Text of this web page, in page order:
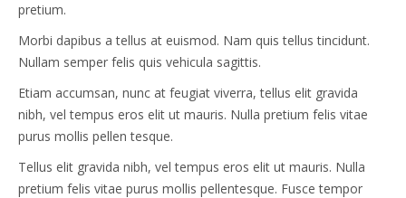
pretium.
Morbi dapibus a tellus at euismod. Nam quis tellus tincidunt.
Nullam semper felis quis vehicula sagittis.
Etiam accumsan, nunc at feugiat viverra, tellus elit gravida
nibh, vel tempus eros elit ut mauris. Nulla pretium felis vitae
purus mollis pellen tesque.
Tellus elit gravida nibh, vel tempus eros elit ut mauris. Nulla
pretium felis vitae purus mollis pellentesque. Fusce tempor